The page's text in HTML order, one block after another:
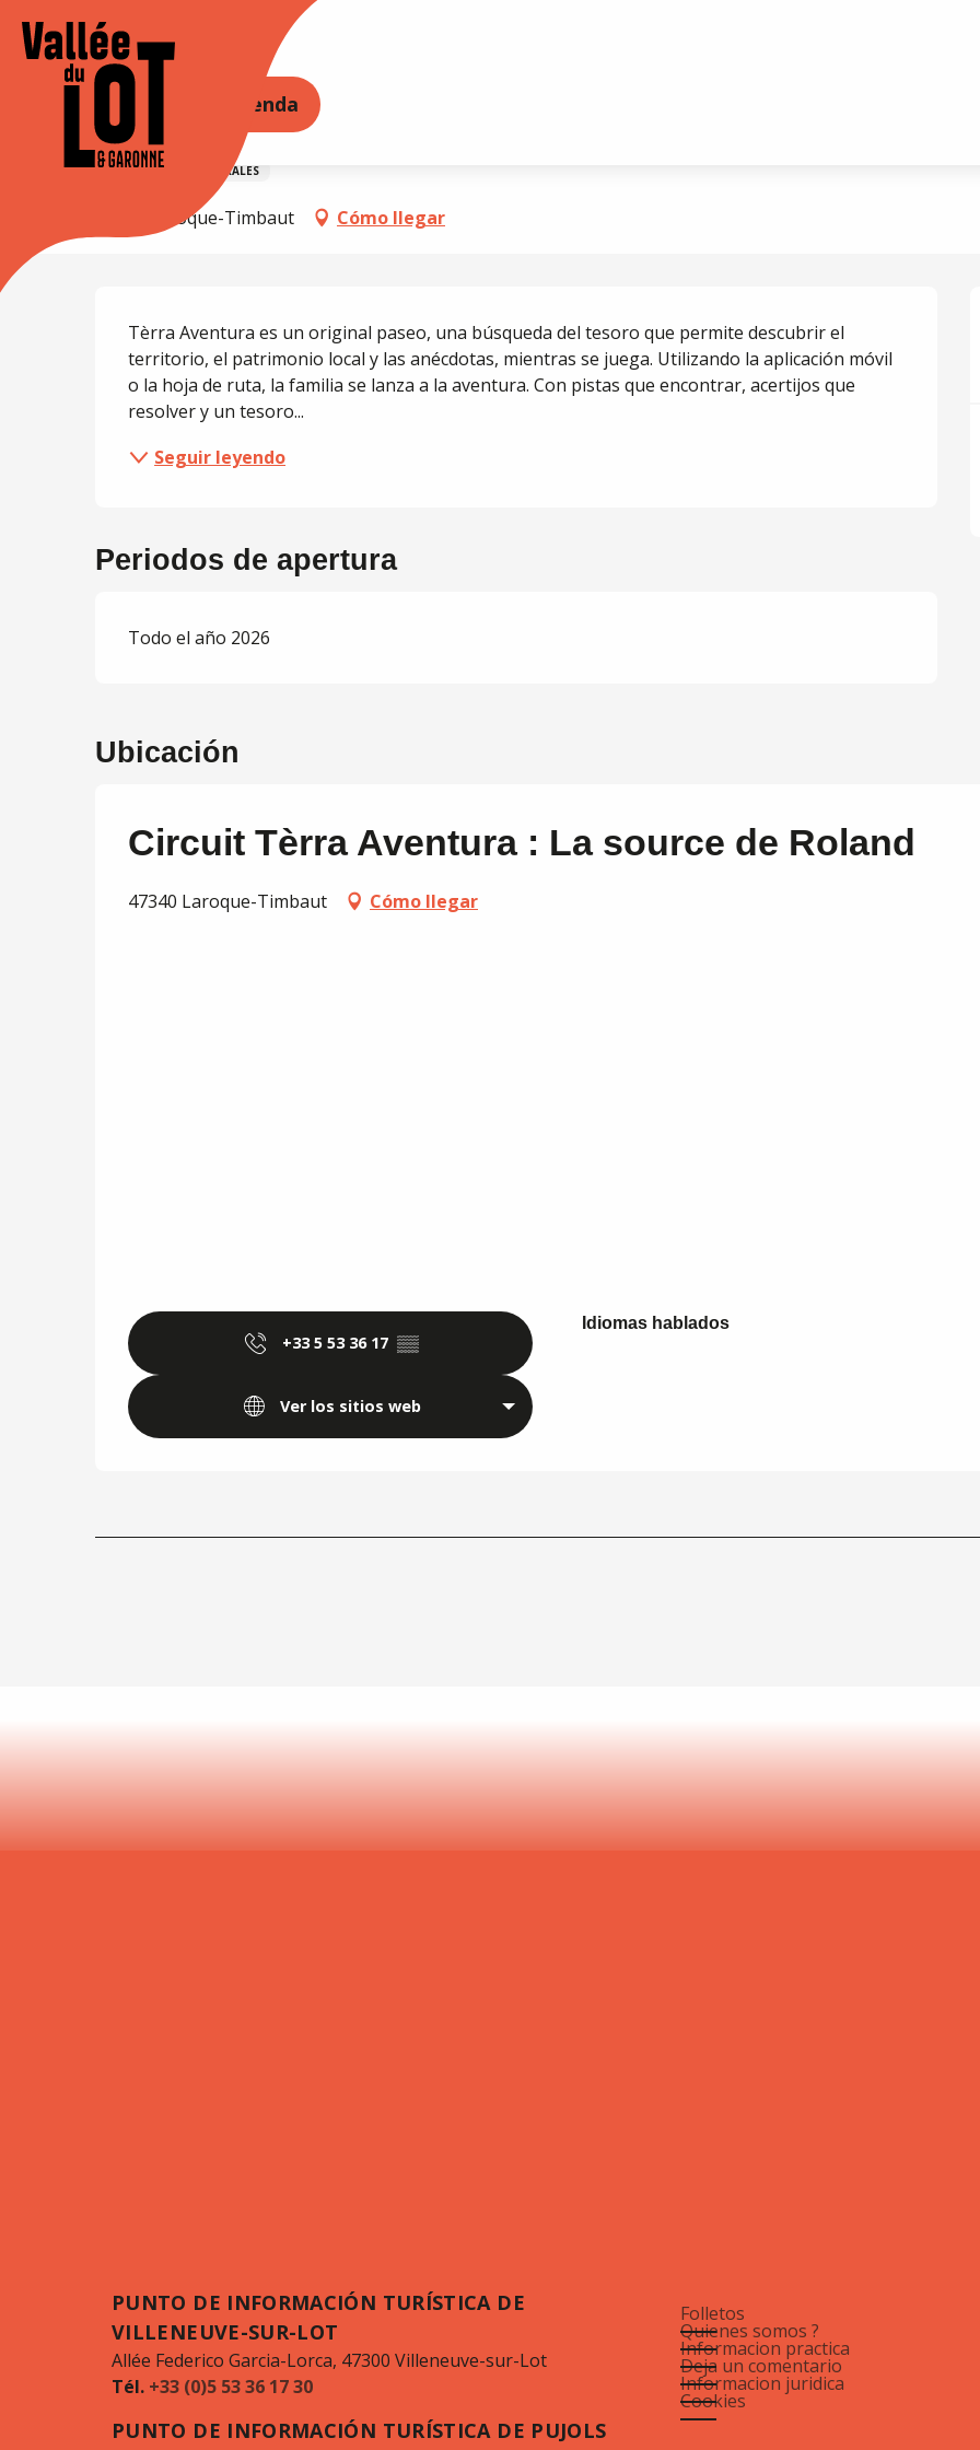
contenu
principal
Agenda
Accueil Circuit Tèrra Aventura : La source de Roland
Circuit Tèrra Aventura : La source de Roland
ACTIVIDADES CULTURALES
47340 Laroque-Timbaut Cómo llegar
Descripción
Tèrra Aventura es un original paseo, una búsqueda del tesoro que permite descubrir el
territorio, el patrimonio local y las anécdotas, mientras se juega. Utilizando la aplicación móvil
o la hoja de ruta, la familia se lanza a la aventura. Con pistas que encontrar, acertijos que
resolver y un tesoro...
Seguir leyendo
Periodos de apertura
Todo el año 2026
Ubicación
Circuit Tèrra Aventura : La source de Roland
47340 Laroque-Timbaut Cómo llegar
+33 5 53 36 17 ▒▒
Ver los sitios web
Idiomas hablados
Idiomas hablados
PUNTO DE INFORMACIÓN TURÍSTICA DE
VILLENEUVE-SUR-LOT
Allée Federico Garcia-Lorca, 47300 Villeneuve-sur-Lot
Tél. +33 (0)5 53 36 17 30
PUNTO DE INFORMACIÓN TURÍSTICA DE PUJOLS
Folletos
Quienes somos ?
Informacion practica
Deja un comentario
Informacion juridica
Cookies